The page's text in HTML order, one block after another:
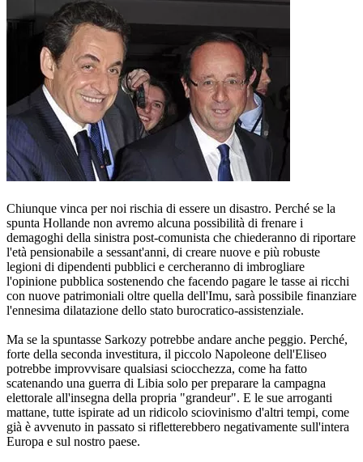
Chiunque vinca per noi rischia di essere un disastro. Perché se la
spunta Hollande non avremo alcuna possibilità di frenare i
demagoghi della sinistra post-comunista che chiederanno di riportare
l'età pensionabile a sessant'anni, di creare nuove e più robuste
legioni di dipendenti pubblici e cercheranno di imbrogliare
l'opinione pubblica sostenendo che facendo pagare le tasse ai ricchi
con nuove patrimoniali oltre quella dell'Imu, sarà possibile finanziare
l'ennesima dilatazione dello stato burocratico-assistenziale.
Ma se la spuntasse Sarkozy potrebbe andare anche peggio. Perché,
forte della seconda investitura, il piccolo Napoleone dell'Eliseo
potrebbe improvvisare qualsiasi sciocchezza, come ha fatto
scatenando una guerra di Libia solo per preparare la campagna
elettorale all'insegna della propria "grandeur". E le sue arroganti
mattane, tutte ispirate ad un ridicolo sciovinismo d'altri tempi, come
già è avvenuto in passato si rifletterebbero negativamente sull'intera
Europa e sul nostro paese.